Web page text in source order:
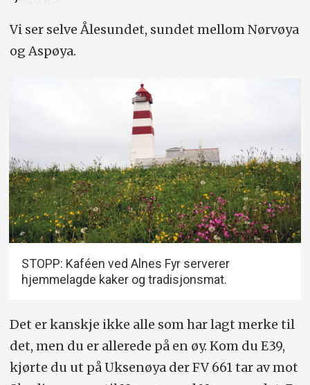
Vi ser selve Ålesundet, sundet mellom Nørvøya
og Aspøya.
STOPP: Kaféen ved Alnes Fyr serverer
hjemmelagde kaker og tradisjonsmat.
Det er kanskje ikke alle som har lagt merke til
det, men du er allerede på en øy. Kom du E39,
kjørte du ut på Uksenøya der FV 661 tar av mot